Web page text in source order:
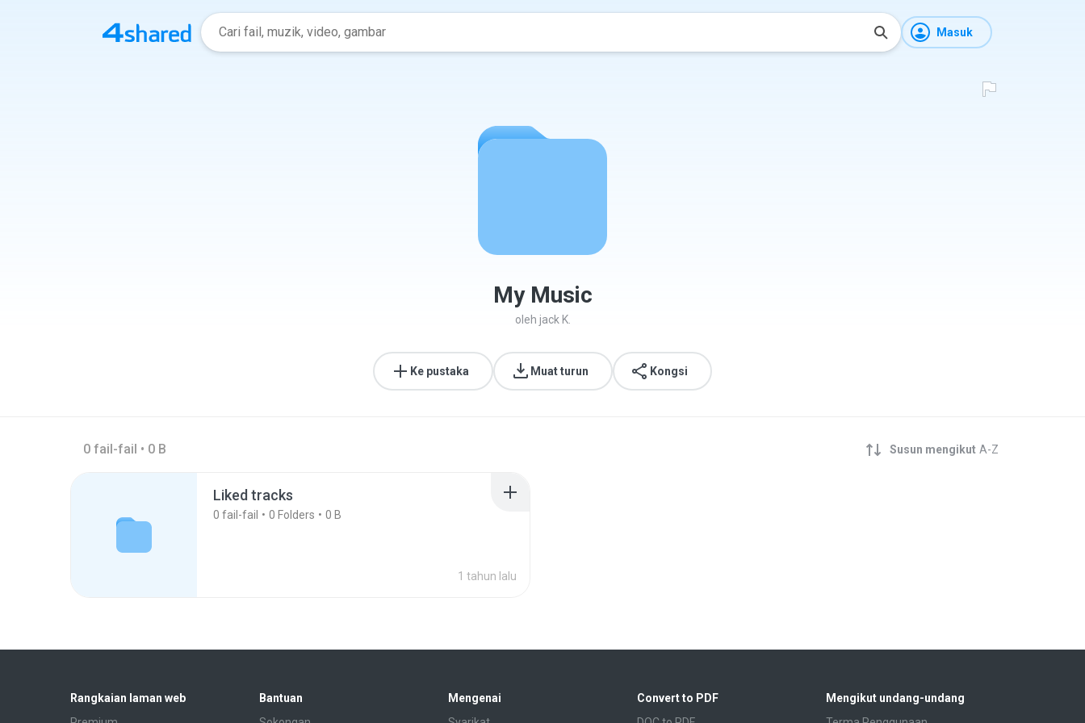
Masuk
My Music
oleh jack K.
Ke pustaka Muat turun Kongsi
0 fail-fail • 0 B Susun mengikut A-Z
Liked tracks
0 fail-fail 0 Folders 0 B
1 tahun lalu
Rangkaian laman web
Bantuan
Mengenai
Convert to PDF
Mengikut undang-undang